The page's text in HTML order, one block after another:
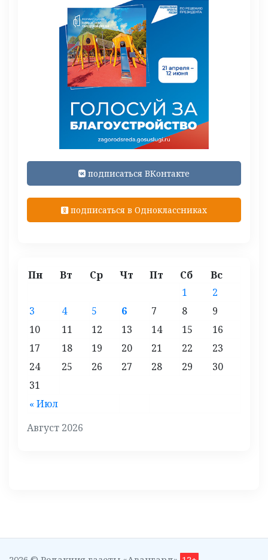
подписаться ВКонтакте
подписаться в Одноклассниках
Август 2026
Пн Вт Ср Чт Пт Сб Вс
« Июл
1
2
3
4 5 6 7 8
9
10
11 12 13 14 15
16
17
18 19 20 21 22
23
24
25 26 27 28 29
30
31